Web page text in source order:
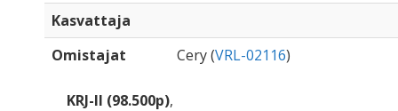
Kasvattaja
Omistajat
Cery (VRL-02116)
KRJ-II (98.500p),